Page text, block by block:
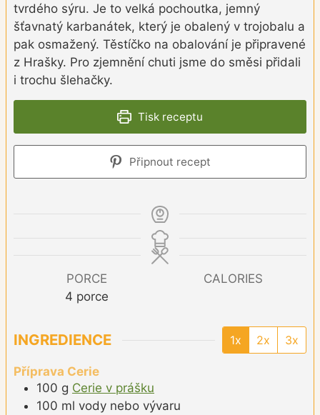
tvrdého sýru. Je to velká pochoutka, jemný
šťavnatý karbanátek, který je obalený v trojobalu a
pak osmažený. Těstíčko na obalování je připravené
z Hrašky. Pro zjemnění chuti jsme do směsi přidali
i trochu šlehačky.
Tisk receptu
Připnout recept
PORCE
4 porce
CALORIES
INGREDIENCE 1x 2x 3x
Příprava Cerie
100 g Cerie v prášku
100 ml vody nebo vývaru